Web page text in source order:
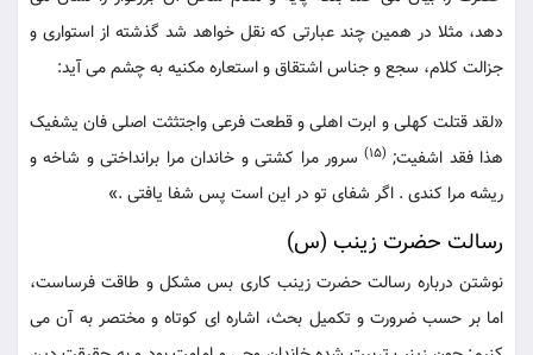
دهد، مثلا در همین چند عبارتی که نقل خواهد شد گذشته از استواری و
جزالت کلام، سجع و جناس اشتقاق و استعاره مکنیه به چشم می آید:
«لقد قتلت کهلی و ابرت اهلی و قطعت فرعی واجتثثت اصلی فان یشفیک
هذا فقد اشفیت; (15)
سرور مرا کشتی و خاندان مرا برانداختی و شاخه و
ریشه مرا کندی . اگر شفای تو در این است پس شفا یافتی .»
رسالت حضرت زینب (س)
نوشتن درباره رسالت حضرت زینب کاری بس مشکل و طاقت فرساست،
اما بر حسب ضرورت و تکمیل بحث، اشاره ای کوتاه و مختصر به آن می